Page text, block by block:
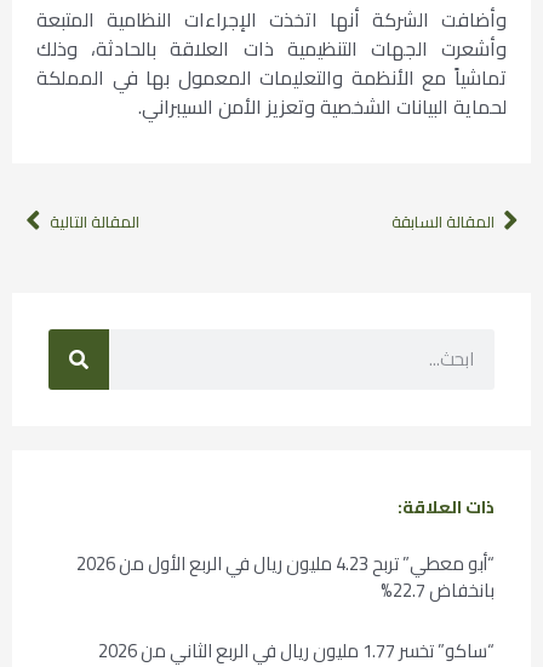
وأضافت الشركة أنها اتخذت الإجراءات النظامية المتبعة
وأشعرت الجهات التنظيمية ذات العلاقة بالحادثة، وذلك
تماشياً مع الأنظمة والتعليمات المعمول بها في المملكة
لحماية البيانات الشخصية وتعزيز الأمن السيبراني.
المقالة السابقة المقالة التالية
ذات العلاقة:
“أبو معطي” تربح 4.23 مليون ريال في الربع الأول من 2026
بانخفاض 22.7%
“ساكو” تخسر 1.77 مليون ريال في الربع الثاني من 2026